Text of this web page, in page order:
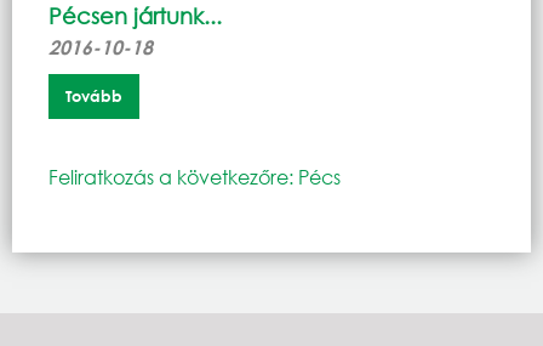
Pécsen jártunk...
2016-10-18
Tovább
Feliratkozás a következőre: Pécs